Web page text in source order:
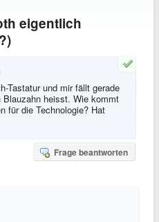
eigentlich
Tastatur und mir fällt gerade
heisst. Wie kommt
für die Technologie? Hat
Frage beantworten